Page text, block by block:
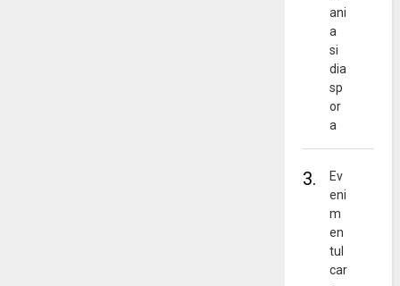
ani
a
si
dia
sp
or
a
3.
Ev
eni
m
en
tul
car